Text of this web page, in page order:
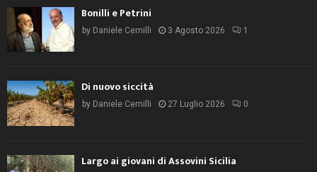
Bonilli e Petrini
by Daniele Cernilli 3 Agosto 2026 1
Di nuovo siccità
by Daniele Cernilli 27 Luglio 2026 0
Largo ai giovani di Assovini Sicilia